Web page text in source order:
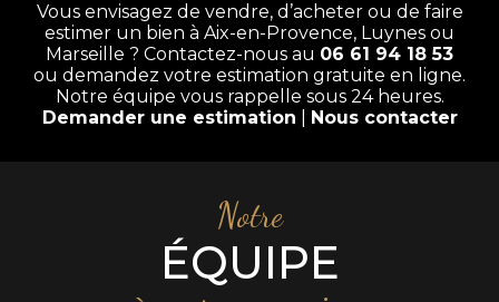
Vous envisagez de vendre, d’acheter ou de faire
estimer un bien à Aix-en-Provence, Luynes ou
Marseille ? Contactez-nous au 06 61 94 18 53
ou demandez votre estimation gratuite en ligne.
Notre équipe vous rappelle sous 24 heures.
Demander une estimation
Nous contacter
Notre
ÉQUIPE